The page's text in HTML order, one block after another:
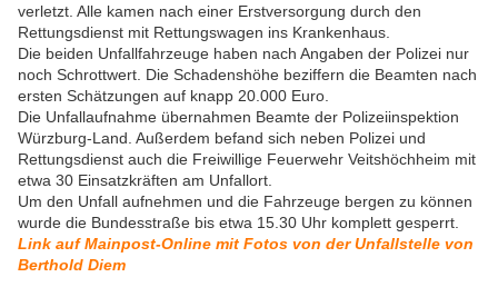
verletzt. Alle kamen nach einer Erstversorgung durch den
Rettungsdienst mit Rettungswagen ins Krankenhaus.
Die beiden Unfallfahrzeuge haben nach Angaben der Polizei nur
noch Schrottwert. Die Schadenshöhe beziffern die Beamten nach
ersten Schätzungen auf knapp 20.000 Euro.
Die Unfallaufnahme übernahmen Beamte der Polizeiinspektion
Würzburg-Land. Außerdem befand sich neben Polizei und
Rettungsdienst auch die Freiwillige Feuerwehr Veitshöchheim mit
etwa 30 Einsatzkräften am Unfallort.
Um den Unfall aufnehmen und die Fahrzeuge bergen zu können
wurde die Bundesstraße bis etwa 15.30 Uhr komplett gesperrt.
Link auf Mainpost-Online mit Fotos von der Unfallstelle von
Berthold Diem